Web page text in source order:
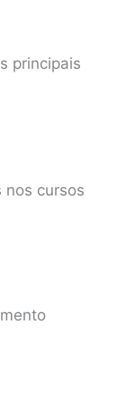
principais
cursos